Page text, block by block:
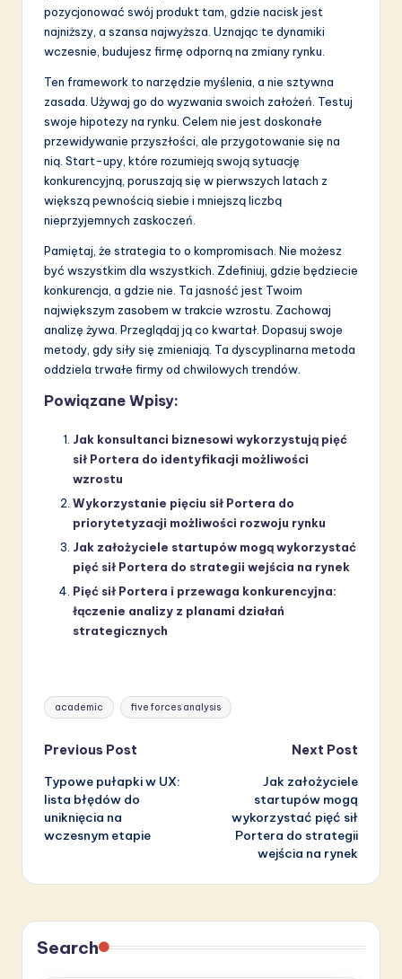
pozycjonować swój produkt tam, gdzie nacisk jest
najniższy, a szansa najwyższa. Uznając te dynamiki
wczesnie, budujesz firmę odporną na zmiany rynku.
Ten framework to narzędzie myślenia, a nie sztywna
zasada. Używaj go do wyzwania swoich założeń. Testuj
swoje hipotezy na rynku. Celem nie jest doskonałe
przewidywanie przyszłości, ale przygotowanie się na
nią. Start-upy, które rozumieją swoją sytuację
konkurencyjną, poruszają się w pierwszych latach z
większą pewnością siebie i mniejszą liczbą
nieprzyjemnych zaskoczeń.
Pamiętaj, że strategia to o kompromisach. Nie możesz
być wszystkim dla wszystkich. Zdefiniuj, gdzie będziecie
konkurencja, a gdzie nie. Ta jasność jest Twoim
największym zasobem w trakcie wzrostu. Zachowaj
analizę żywa. Przeglądaj ją co kwartał. Dopasuj swoje
metody, gdy siły się zmieniają. Ta dyscyplinarna metoda
oddziela trwałe firmy od chwilowych trendów.
Powiązane Wpisy:
Jak konsultanci biznesowi wykorzystują pięć
sił Portera do identyfikacji możliwości
wzrostu
Wykorzystanie pięciu sił Portera do
priorytetyzacji możliwości rozwoju rynku
Jak założyciele startupów mogą wykorzystać
pięć sił Portera do strategii wejścia na rynek
Pięć sił Portera i przewaga konkurencyjna:
łączenie analizy z planami działań
strategicznych
Tags:
academic five forces analysis
Post
navigation
Previous Post
Typowe pułapki w UX:
lista błędów do
uniknięcia na
wczesnym etapie
Next Post
Jak założyciele
startupów mogą
wykorzystać pięć sił
Portera do strategii
wejścia na rynek
Search